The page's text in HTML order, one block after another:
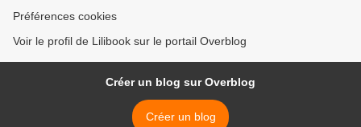
Préférences cookies
Voir le profil de Lilibook sur le portail Overblog
Créer un blog sur Overblog
Créer un blog